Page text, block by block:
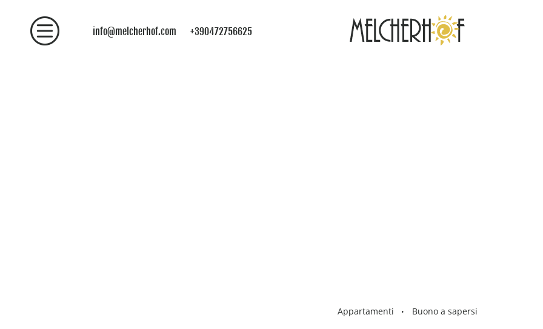
info@melcherhof.com +390472756625
Appartamenti • Buono a sapersi